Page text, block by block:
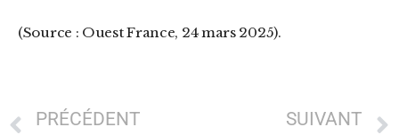
(Source : Ouest France, 24 mars 2025).
PRÉCÉDENT SUIVANT